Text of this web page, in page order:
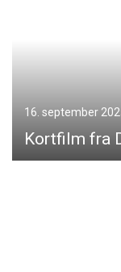
16. september
Kortfilm fra